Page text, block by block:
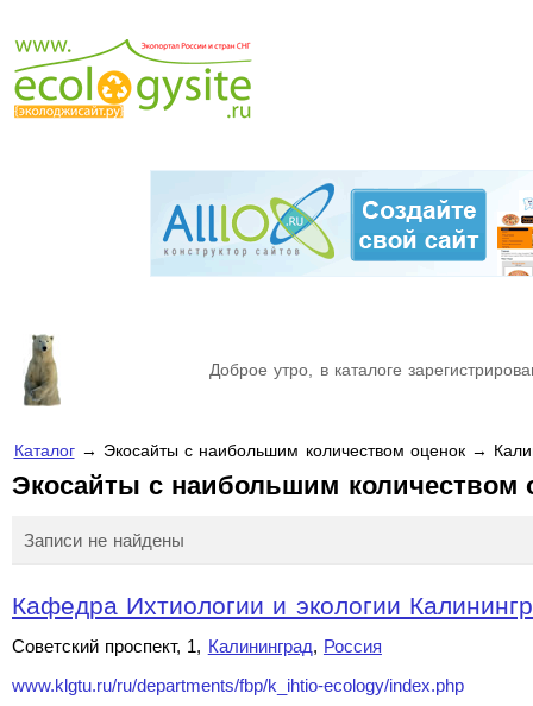
Доброе утро, в каталоге
Каталог→ Экосайты с наибольшим количеством оценок →
Экосайты с наибольшим количеством
Записи не найдены
Кафедра Ихтиологии и экологии
Советский проспект, 1, Калининград, Россия
www.klgtu.ru/ru/departments/fbp/k_ihtio-ecology/index.php